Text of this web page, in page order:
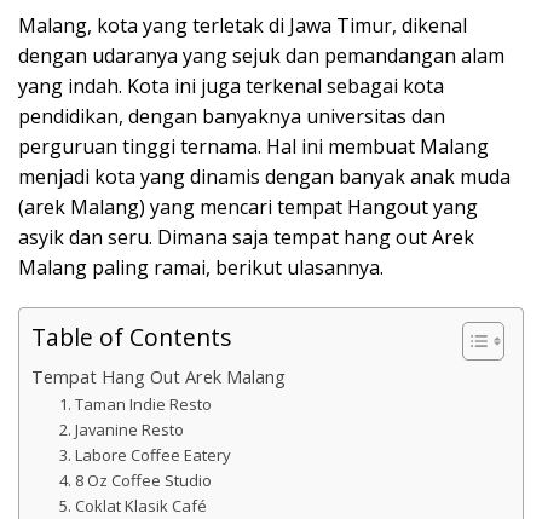
Malang, kota yang terletak di Jawa Timur, dikenal
dengan udaranya yang sejuk dan pemandangan alam
yang indah. Kota ini juga terkenal sebagai kota
pendidikan, dengan banyaknya universitas dan
perguruan tinggi ternama. Hal ini membuat Malang
menjadi kota yang dinamis dengan banyak anak muda
(arek Malang) yang mencari tempat Hangout yang
asyik dan seru. Dimana saja tempat hang out Arek
Malang paling ramai, berikut ulasannya.
Table of Contents
Tempat Hang Out Arek Malang
1. Taman Indie Resto
2. Javanine Resto
3. Labore Coffee Eatery
4. 8 Oz Coffee Studio
5. Coklat Klasik Café